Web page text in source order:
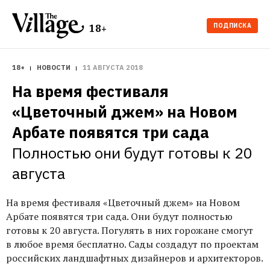
18+ ПОДПИСКА
18+ НОВОСТИ 11 АВГУСТА 2018
На время фестиваля
«Цветочный джем» на Новом
Арбате появятся три сада
Полностью они будут готовы к 20
августа
На время фестиваля «Цветочный джем» на Новом
Арбате появятся три сада. Они будут полностью
готовы к 20 августа. Погулять в них горожане смогут
в любое время бесплатно. Сады создадут по проектам
российских ландшафтных дизайнеров и архитекторов.